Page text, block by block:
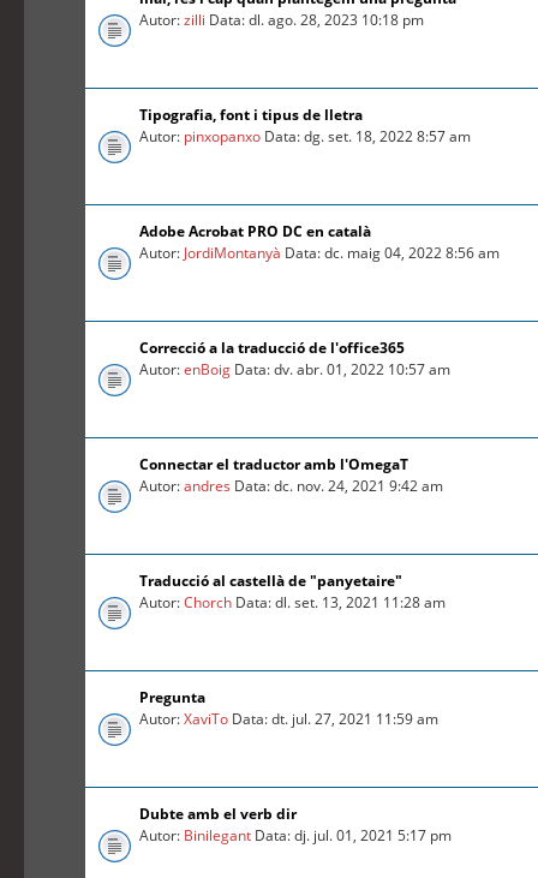
Autor:zilli Data: dl. ago. 28, 2023 10:18 pm
Tipografia, font i tipus de lletra
Autor: pinxopanxo Data: dg. set. 18, 2022 8:57 am
Adobe Acrobat PRO DC en català
Autor: JordiMontanyà Data: dc. maig 04, 2022 8:56 am
Correcció a la traducció de l'office365
Autor:enBoig Data: dv. abr. 01, 2022 10:57 am
Connectar el traductor amb l'OmegaT
Autor:andres Data: dc. nov. 24, 2021 9:42 am
Traducció al castellà de "panyetaire"
Autor:Chorch Data: dl. set. 13, 2021 11:28 am
Pregunta
Autor:XaviTo Data: dt. jul. 27, 2021 11:59 am
Dubte amb el verb dir
Autor: Binilegant Data: dj. jul. 01, 2021 5:17 pm